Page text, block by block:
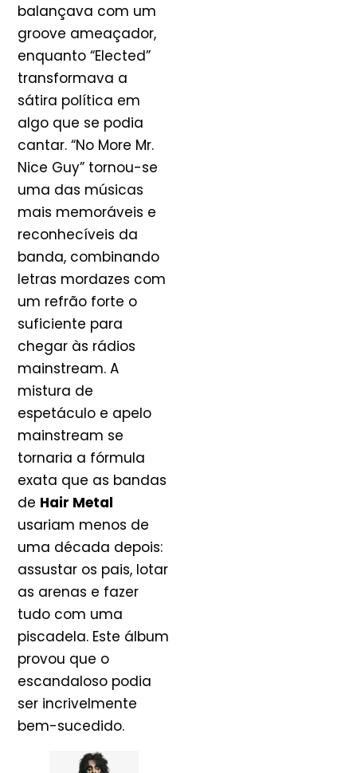
balançava com um
groove ameaçador,
enquanto “Elected”
transformava a
sátira política em
algo que se podia
cantar. “No More Mr.
Nice Guy” tornou-se
uma das músicas
mais memoráveis e
reconhecíveis da
banda, combinando
letras mordazes com
um refrão forte o
suficiente para
chegar às rádios
mainstream. A
mistura de
espetáculo e apelo
mainstream se
tornaria a fórmula
exata que as bandas
de Hair Metal
usariam menos de
uma década depois:
assustar os pais, lotar
as arenas e fazer
tudo com uma
piscadela. Este álbum
provou que o
escandaloso podia
ser incrivelmente
bem-sucedido.